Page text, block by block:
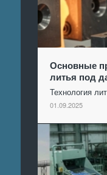
Основные
литья под
Технология
01.09.2025